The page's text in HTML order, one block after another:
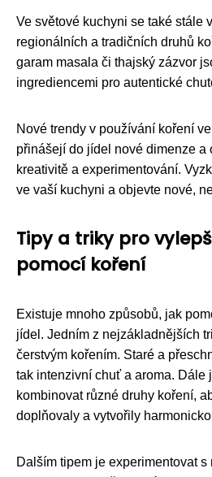
Ve světové kuchyni se také stále
regionálních a tradičních druhů
garam masala či thajský zázvor
ingrediencemi pro autentické
Nové trendy v používání koření
přinášejí do jídel nové dimenze a
kreativitě a experimentování.
ve vaší kuchyni a objevte nové,
Tipy a triky pro
pomocí koření
Existuje mnoho způsobů, jak
jídel. Jedním z nejzákladnějších
čerstvým kořením. Staré a
tak intenzivní chuť a aroma. Dále
kombinovat různé druhy koření,
doplňovaly a vytvořily
Dalším tipem je experimentovat s